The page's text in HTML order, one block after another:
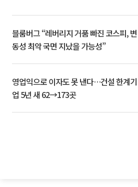
블룸버그 “레버리지 거품 빠진 코스피, 변
동성 최악 국면 지났을 가능성”
영업익으로 이자도 못 낸다…건설 한계기
업 5년 새 62→173곳